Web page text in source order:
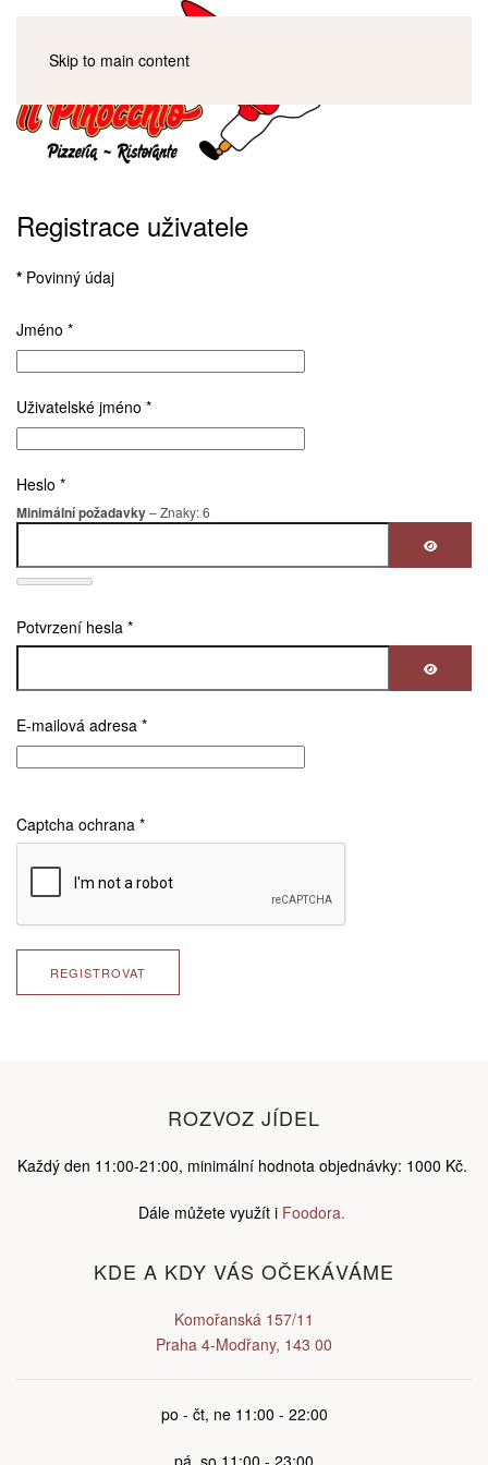
Skip to main content
Registrace uživatele
* Povinný údaj
Jméno *
Uživatelské jméno *
Heslo *
Minimální požadavky– Znaky: 6
Potvrzení hesla *
E-mailová adresa *
Captcha ochrana *
REGISTROVAT
KDE A KDY VÁS OČEKÁVÁME
Komořanská 157/11
Praha 4-Modřany, 143 00
po - čt, ne 11:00 - 22:00
pá, so 11:00 - 23:00
ROZVOZ JÍDEL
Každý den 11:00-21:00, minimální hodnota objednávky: 1000 Kč.
Dále můžete využít i Foodora.